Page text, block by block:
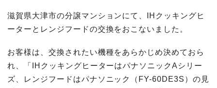
滋賀県大津市の分譲マンションにて、IHクッキングヒ
ーターとレンジフードの交換をおこないました。
お客様は、交換されたい機種をあらかじめ決めておら
れ、「IHクッキングヒーターはパナソニックAシリー
ズ、レンジフードはパナソニック（FY-60DE3S）の見